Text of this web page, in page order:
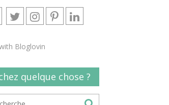
Bloglovin
quelque chose ?